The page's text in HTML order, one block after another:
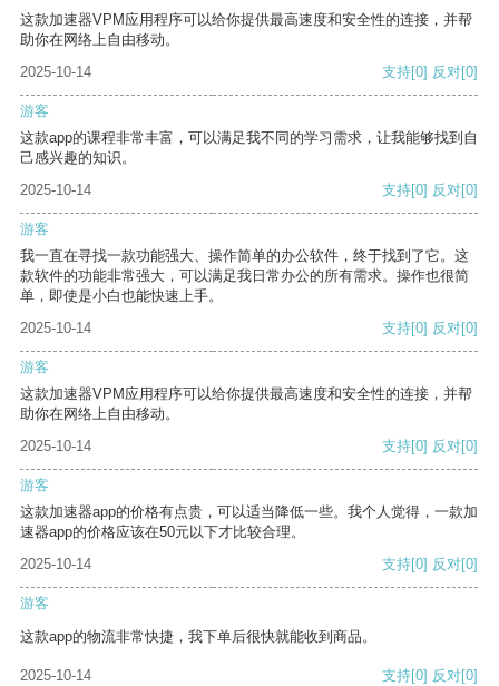
这款加速器VPM应用程序可以给你提供最高速度和安全性的连接，并帮
助你在网络上自由移动。
2025-10-14
支持[0] 反对[0]
游客
这款app的课程非常丰富，可以满足我不同的学习需求，让我能够找到自
己感兴趣的知识。
2025-10-14
支持[0] 反对[0]
游客
我一直在寻找一款功能强大、操作简单的办公软件，终于找到了它。这
款软件的功能非常强大，可以满足我日常办公的所有需求。操作也很简
单，即使是小白也能快速上手。
2025-10-14
支持[0] 反对[0]
游客
这款加速器VPM应用程序可以给你提供最高速度和安全性的连接，并帮
助你在网络上自由移动。
2025-10-14
支持[0] 反对[0]
游客
这款加速器app的价格有点贵，可以适当降低一些。我个人觉得，一款加
速器app的价格应该在50元以下才比较合理。
2025-10-14
支持[0] 反对[0]
游客
这款app的物流非常快捷，我下单后很快就能收到商品。
2025-10-14 支持[0] 反对[0]